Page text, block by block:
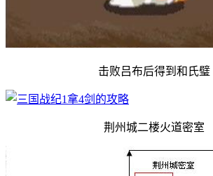
击败吕布后得到和氏璧
荆州城二楼火道密室